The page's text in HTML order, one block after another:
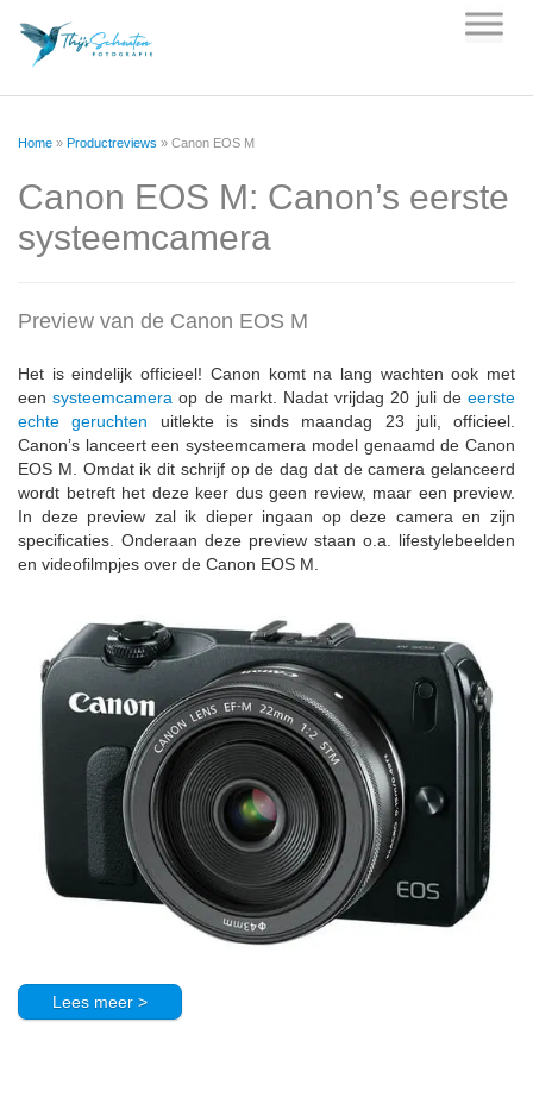
Home » Productreviews » Canon EOS M
Canon EOS M: Canon’s eerste
systeemcamera
Preview van de Canon EOS M
Het is eindelijk officieel! Canon komt na lang wachten ook met
eensysteemcamera op de markt. Nadat vrijdag 20 juli deeerste
echte geruchten uitlekte is sinds maandag 23 juli, officieel.
Canon’s lanceert een systeemcamera model genaamd de Canon
EOS M. Omdat ik dit schrijf op de dag dat de camera gelanceerd
wordt betreft het deze keer dus geen review, maar een preview.
In deze preview zal ik dieper ingaan op deze camera en zijn
specificaties. Onderaan deze preview staan o.a. lifestylebeelden
en videofilmpjes over de Canon EOS M.
Lees meer >